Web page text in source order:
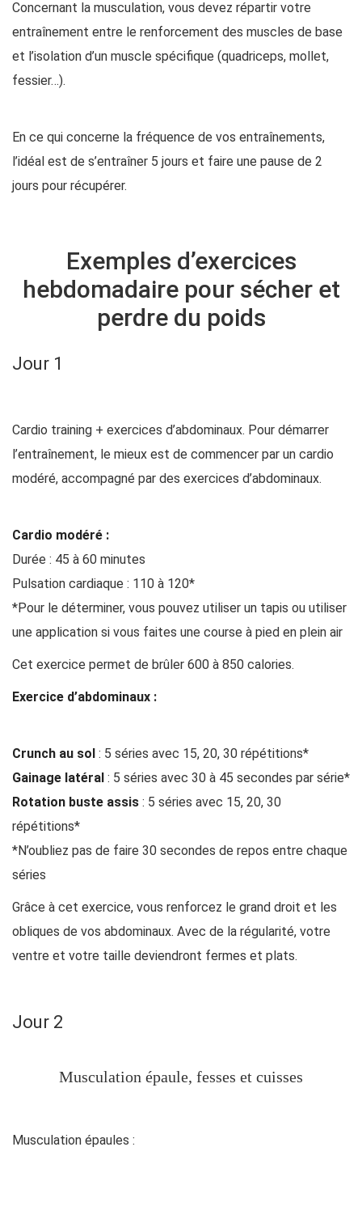
Concernant la musculation, vous devez répartir votre
entraînement entre le renforcement des muscles de base
et l’isolation d’un muscle spécifique (quadriceps, mollet,
fessier…).
En ce qui concerne la fréquence de vos entraînements,
l’idéal est de s’entraîner 5 jours et faire une pause de 2
jours pour récupérer.
Exemples d’exercices
hebdomadaire pour sécher et
perdre du poids
Jour 1
Cardio training + exercices d’abdominaux. Pour démarrer
l’entraînement, le mieux est de commencer par un cardio
modéré, accompagné par des exercices d’abdominaux.
Cardio modéré :
Durée : 45 à 60 minutes
Pulsation cardiaque : 110 à 120*
*Pour le déterminer, vous pouvez utiliser un tapis ou utiliser
une application si vous faites une course à pied en plein air
Cet exercice permet de brûler 600 à 850 calories.
Exercice d’abdominaux :
Crunch au sol : 5 séries avec 15, 20, 30 répétitions*
Gainage latéral : 5 séries avec 30 à 45 secondes par série*
Rotation buste assis : 5 séries avec 15, 20, 30
répétitions*
*N’oubliez pas de faire 30 secondes de repos entre chaque
séries
Grâce à cet exercice, vous renforcez le grand droit et les
obliques de vos abdominaux. Avec de la régularité, votre
ventre et votre taille deviendront fermes et plats.
Jour 2
Musculation épaule, fesses et cuisses
Musculation épaules :